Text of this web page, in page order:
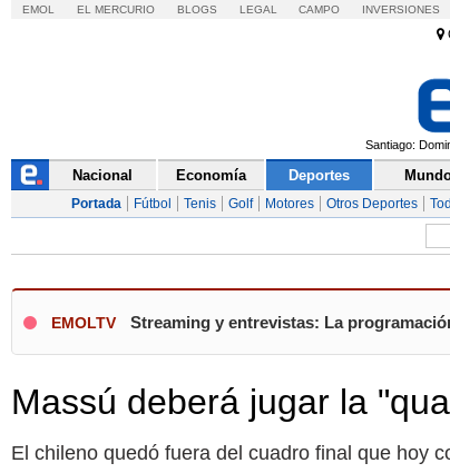
EMOL EL MERCURIO BLOGS LEGAL CAMPO INVERSIONES
Santiago:
Nacional Economía Deportes
Portada Fútbol Tenis Golf Motores Otros Deportes
EMOLTV Streaming y entrevistas: La
Massú deberá jugar la
El chileno quedó fuera del cuadro final que hoy